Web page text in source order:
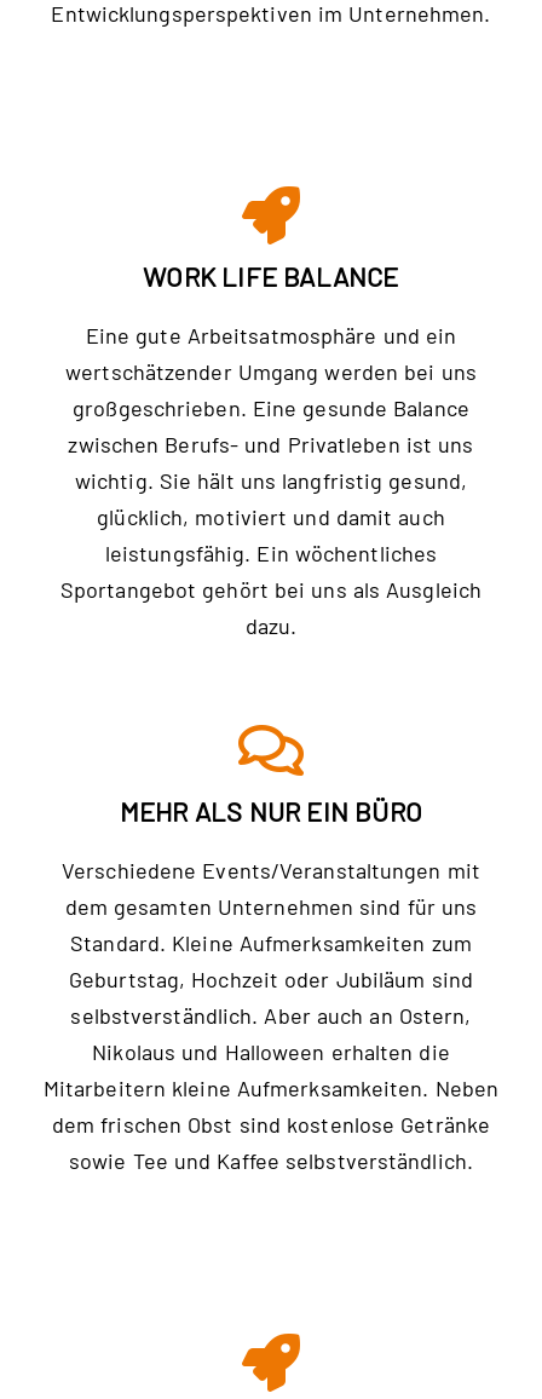
Entwicklungsperspektiven im Unternehmen.
WORK LIFE BALANCE
Eine gute Arbeitsatmosphäre und ein
wertschätzender Umgang werden bei uns
großgeschrieben. Eine gesunde Balance
zwischen Berufs- und Privatleben ist uns
wichtig. Sie hält uns langfristig gesund,
glücklich, motiviert und damit auch
leistungsfähig. Ein wöchentliches
Sportangebot gehört bei uns als Ausgleich
dazu.
MEHR ALS NUR EIN BÜRO
Verschiedene Events/Veranstaltungen mit
dem gesamten Unternehmen sind für uns
Standard. Kleine Aufmerksamkeiten zum
Geburtstag, Hochzeit oder Jubiläum sind
selbstverständlich. Aber auch an Ostern,
Nikolaus und Halloween erhalten die
Mitarbeitern kleine Aufmerksamkeiten. Neben
dem frischen Obst sind kostenlose Getränke
sowie Tee und Kaffee selbstverständlich.